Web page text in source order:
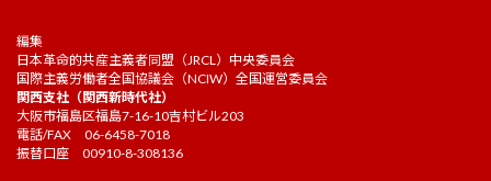
編集
日本革命的共産主義者同盟（JRCL）中央委員会
国際主義労働者全国協議会（NCIW）全国運営委員会
関西支社（関西新時代社）
大阪市福島区福島7-16-10吉村ビル203
電話/FAX 06-6458-7018
振替口座 00910-8-308136